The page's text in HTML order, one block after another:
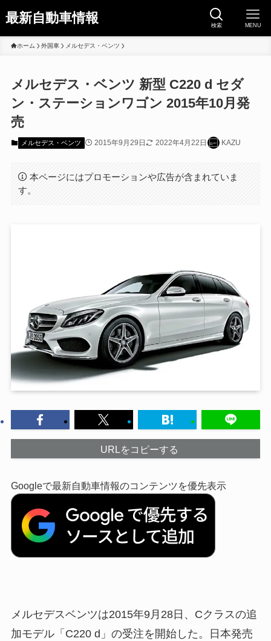
最新自動車情報 検索 MENU
ホーム 外国車 メルセデス・ベンツ
メルセデス・ベンツ 新型 C220 d セダ
ン・ステーションワゴン 2015年10月発
売
メルセデス・ベンツ 2015年9月29日 2022年4月22日 KAZU
本ページにはプロモーションや広告が含まれていま
す。
URLをコピーする
Googleで最新自動車情報のコンテンツを優先表示
メルセデスベンツは2015年9月28日、Cクラスの追
加モデル「C220 d」の受注を開始した。日本発売